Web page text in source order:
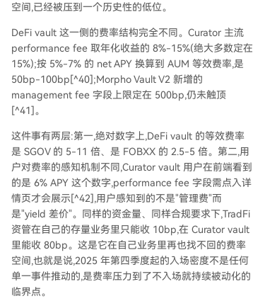
空间,已经被压到一个历史性的低位。
DeFi vault 这一侧的费率结构完全不同。Curator 主流
performance fee 取年化收益的 8%-15%(绝大多数定在
15%);按 5%-7% 的 net APY 换算到 AUM 等效费率,是
50bp-100bp[^40];Morpho Vault V2 新增的
management fee 字段上限定在 500bp,仍未触顶
[^41]。
这件事有两层:第一,绝对数字上,DeFi vault 的等效费率
是 SGOV 的 5-11 倍、是 FOBXX 的 2.5-5 倍。第二,用
户对费率的感知机制不同,Curator vault 用户在前端看到
的是 6% APY 这个数字,performance fee 字段需点入详
情页才会展示[^42],用户感知到的不是"管理费"而
是"yield 差价"。同样的资金量、同样合规要求下,TradFi
资管在自己的存量业务里只能收 10bp,在 Curator vault
里能收 80bp。这是它在自己业务里再也找不回的费率
空间,也就是说,2025 年第四季度起的入场密度不是任何
单一事件推动的,是费率压力到了不入场就持续被动化的
临界点。